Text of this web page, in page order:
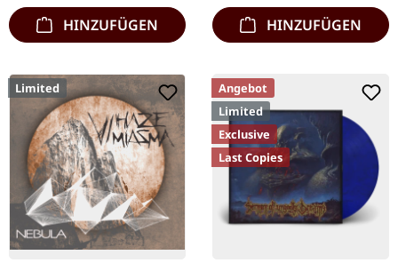
HINZUFÜGEN HINZUFÜGEN
Limited
Angebot
Limited
Exclusive
Last Copies